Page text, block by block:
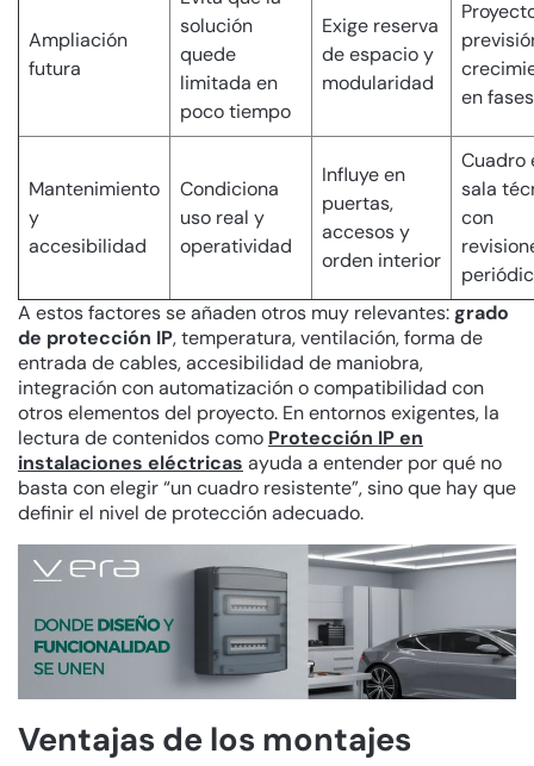
Ampliación
futura
solución
quede
limitada en
poco tiempo
Exige reserva
de espacio y
modularidad
en fases
Mantenimiento
y
accesibilidad
Condiciona
uso real y
operatividad
Influye en
puertas,
accesos y
orden interior
Cuadro
sala
con
A estos factores se añaden otros muy relevantes:grado
de protección IP, temperatura, ventilación, forma de
entrada de cables, accesibilidad de maniobra,
integración con automatización o compatibilidad con
otros elementos del proyecto. En entornos exigentes, la
lectura de contenidos como Protección IP en
instalaciones eléctricas ayuda a entender por qué no
basta con elegir “un cuadro resistente”, sino que hay que
definir el nivel de protección adecuado.
Ventajas de los montajes